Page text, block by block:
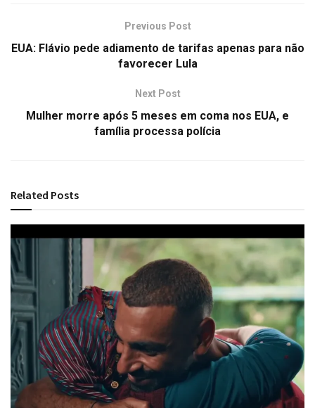
Previous Post
EUA: Flávio pede adiamento de tarifas apenas para não
favorecer Lula
Next Post
Mulher morre após 5 meses em coma nos EUA, e
família processa polícia
Related Posts